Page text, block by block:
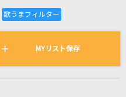
き
ている曲の一覧
MYリスト保存